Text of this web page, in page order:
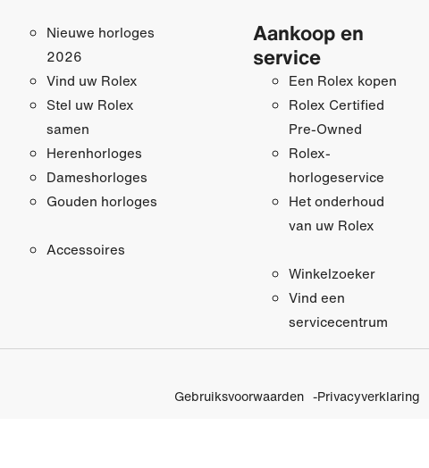
Nieuwe horloges
2026
Vind uw Rolex
Stel uw Rolex
samen
Herenhorloges
Dameshorloges
Gouden horloges
Accessoires
Aankoop en
service
Een Rolex kopen
Rolex Certified
Pre‑Owned
Rolex-
horlogeservice
Het onderhoud
van uw Rolex
Winkelzoeker
Vind een
servicecentrum
Gebruiksvoorwaarden Privacyverklaring